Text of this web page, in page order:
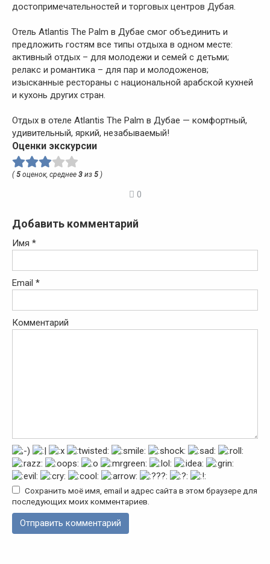
достопримечательностей и торговых центров Дубая.
Отель Atlantis The Palm в Дубае смог объединить и
предложить гостям все типы отдыха в одном месте:
активный отдых – для молодежи и семей с детьми;
релакс и романтика – для пар и молодоженов;
изысканные рестораны с национальной арабской кухней
и кухонь других стран.
Отдых в отеле Atlantis The Palm в Дубае — комфортный,
удивительный, яркий, незабываемый!
Оценки экскурсии
(5 оценок, среднее 3 из 5 )
0
Добавить комментарий
Имя *
Email *
Комментарий
Сохранить моё имя, email и адрес сайта в этом браузере для
последующих моих комментариев.